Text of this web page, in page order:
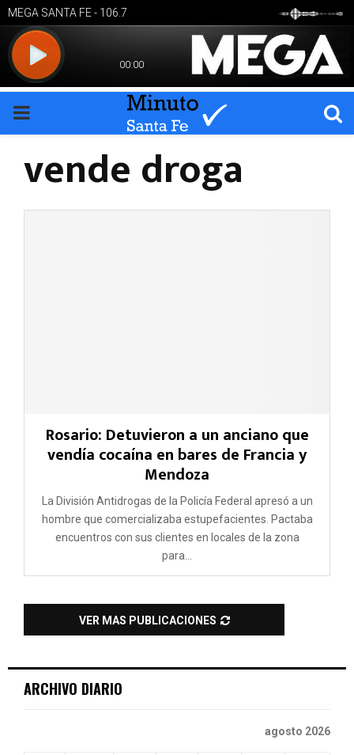
PRIMARY
vende droga
Rosario: Detuvieron a un anciano que
vendía cocaína en bares de Francia y
Mendoza
La División Antidrogas de la Policía Federal apresó a un
hombre que comercializaba estupefacientes. Pactaba
encuentros con sus clientes en locales de la zona
para...
VER MAS PUBLICACIONES
ARCHIVO DIARIO
agosto 2026